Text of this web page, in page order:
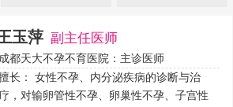
玉萍 副主任医师
成都天大不孕不育医院：主诊医师
长： 女性不孕、内分泌疾病的诊断与治
，对输卵管性不孕、卵巢性不孕、子宫性